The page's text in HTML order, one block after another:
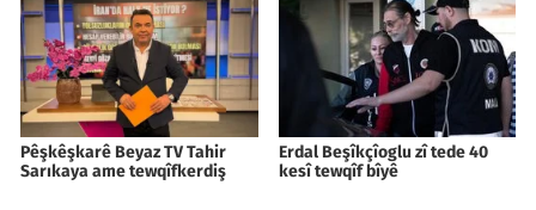
Pêşkêşkarê Beyaz TV Tahir
Sarıkaya ame tewqîfkerdiş
Erdal Beşîkçîoglu zî tede 40
kesî tewqîf bîyê